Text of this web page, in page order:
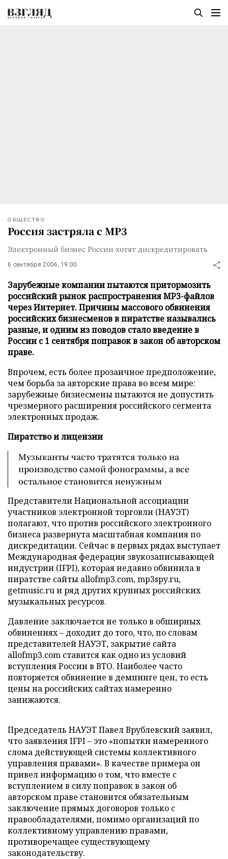
ОБЩЕСТВО
Россия застряла с MP3
Электронный бизнес России хотят дискредитировать
6 сентября 2006, 19:00
Зарубежные компании пытаются притормозить
российский рынок распространения MP3-файлов
через Интернет. Причины массового обвинения
российских бизнесменов в пиратстве назывались
разные, и одним из поводов стало введение в
России с 1 сентября поправок в закон об авторском
праве.
Впрочем, есть более прозаичное предположение,
чем борьба за авторские права во всем мире:
зарубежные бизнесмены пытаются не допустить
чрезмерного расширения российского сегмента
электронных продаж.
Пиратство и лицензии
Музыканты часто тратятся только на
производство самой фонограммы, а все
остальное становится ненужным
Представители Национальной ассоциации
участников электронной торговли (НАУЭТ)
полагают, что против российского электронного
бизнеса развернута масштабная компания по
дискредитации. Сейчас в первых рядах выступает
Международная федерация звукозаписывающей
индустрии (IFPI), которая недавно обвинила в
пиратстве сайты allofmp3.com, mp3spy.ru,
getmusic.ru и ряд других крупных российских
музыкальных ресурсов.
Давление заключается не только в обширных
обвинениях – доходит до того, что, по словам
представителей НАУЭТ, закрытие сайта
allofmp3.com ставится как одно из условий
вступления России в ВТО. Наиболее часто
повторяется обвинение в демпинге цен, то есть
цены на российских сайтах намеренно
занижаются.
Председатель НАУЭТ Павел Врублевский заявил,
что заявления IFPI – это «попытки намеренного
слома действующей системы коллективного
управления правами». В качестве примера он
привел информацию о том, что вместе с
вступлением в силу поправок в закон об
авторском праве становится обязательным
заключение прямых договоров только с
правообладателями, помимо организаций по
коллективному управлению правами,
противоречащее существующему
законодательству.